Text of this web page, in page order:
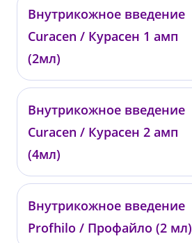
01804
от 13 000 ₽
Внутрикожное введение
Curacen / Курасен 1 амп
(2мл)
01828
от 9 500 ₽
Внутрикожное введение
Curacen / Курасен 2 амп
(4мл)
01829
от 16 000 ₽
Внутрикожное введение
Profhilo / Профайло (2 мл)